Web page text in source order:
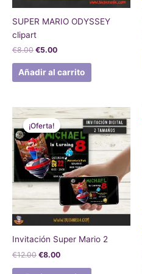
SUPER MARIO ODYSSEY
clipart
€8.00 €5.00
Añadir al carrito
¡Oferta!
¡Oferta!
Invitación Super Mario 2
€12.00
precio
original
era:
€12.00.
€8.00
El
precio
actual
es:
€8.00.